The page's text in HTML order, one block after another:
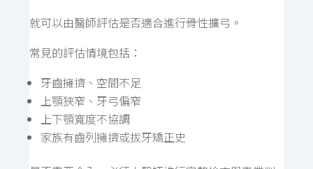
就可以由醫師評估是否適合進行骨性擴弓。
常見的評估情境包括：
牙齒擁擠、空間不足
上顎狹窄、牙弓偏窄
上下顎寬度不協調
家族有齒列擁擠或拔牙矯正史